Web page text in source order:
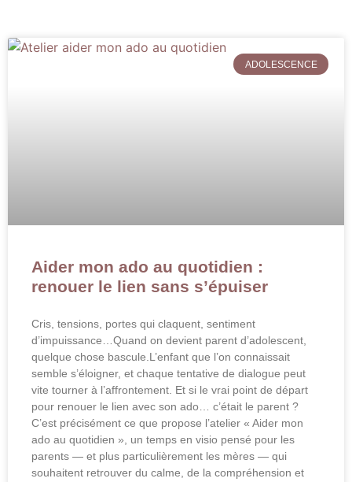
ADOLESCENCE
Aider mon ado au quotidien :
renouer le lien sans s’épuiser
Cris, tensions, portes qui claquent, sentiment
d’impuissance…Quand on devient parent d’adolescent,
quelque chose bascule.L’enfant que l’on connaissait
semble s’éloigner, et chaque tentative de dialogue peut
vite tourner à l’affrontement. Et si le vrai point de départ
pour renouer le lien avec son ado… c’était le parent ?
C’est précisément ce que propose l’atelier « Aider mon
ado au quotidien », un temps en visio pensé pour les
parents — et plus particulièrement les mères — qui
souhaitent retrouver du calme, de la compréhension et